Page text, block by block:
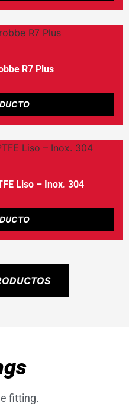
R7 Plus
Liso – Inox. 304
fitting.